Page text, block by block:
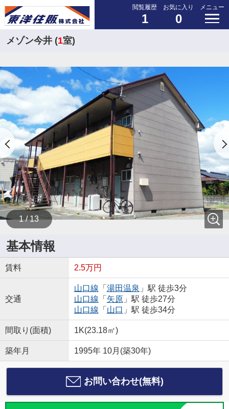
閲覧履歴
1
お気に入り
0
メニュー
メゾン今井 (1室)
1 / 13
基本情報
賃料 2.5万円
交通
山口線 「 湯田温泉 」駅 徒歩3分
山口線 「 矢原」駅 徒歩27分
山口線 「 山口 」駅 徒歩34分
間取り(面積) 1K(23.18㎡)
築年月 1995年 10月(築30年)
お問い合わせ(無料)